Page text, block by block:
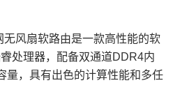
无风扇软路由是一款高性能的软
处理器，配备双通道DDR4内
量，具有出色的计算性能和多任